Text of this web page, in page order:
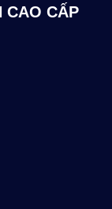
CAO CẤP